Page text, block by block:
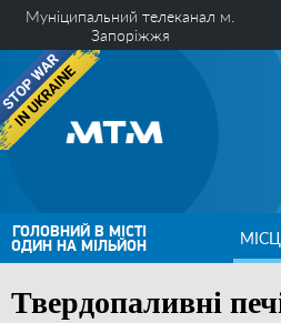
Муніципальний телеканал м.
Запоріжжя
ГОЛОВНИЙ В МІСТІ
ОДИН НА МІЛЬЙОН
Твердопаливні